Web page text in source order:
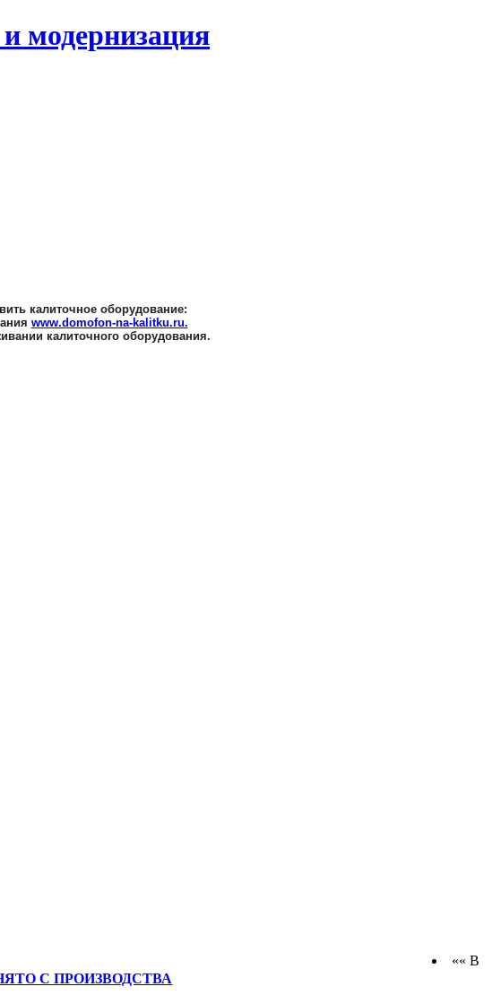
модернизация
калиточное оборудование:
www.domofon-na-kalitku.ru.
калиточного оборудования.
С ПРОИЗВОДСТВА
«« В